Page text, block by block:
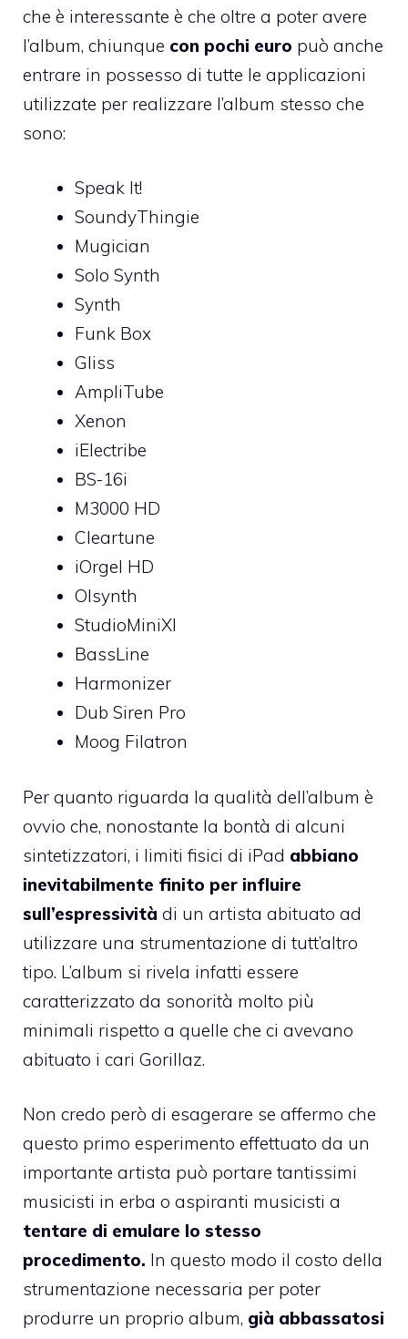
che è interessante è che oltre a poter avere
l’album, chiunque con pochi euro può anche
entrare in possesso di tutte le applicazioni
utilizzate per realizzare l’album stesso che
sono:
Speak It!
SoundyThingie
Mugician
Solo Synth
Synth
Funk Box
Gliss
AmpliTube
Xenon
iElectribe
BS-16i
M3000 HD
Cleartune
iOrgel HD
Olsynth
StudioMiniXI
BassLine
Harmonizer
Dub Siren Pro
Moog Filatron
Per quanto riguarda la qualità dell’album è
ovvio che, nonostante la bontà di alcuni
sintetizzatori, i limiti fisici di iPad abbiano
inevitabilmente finito per influire
sull’espressività di un artista abituato ad
utilizzare una strumentazione di tutt’altro
tipo. L’album si rivela infatti essere
caratterizzato da sonorità molto più
minimali rispetto a quelle che ci avevano
abituato i cari Gorillaz.
Non credo però di esagerare se affermo che
questo primo esperimento effettuato da un
importante artista può portare tantissimi
musicisti in erba o aspiranti musicisti a
tentare di emulare lo stesso
procedimento. In questo modo il costo della
strumentazione necessaria per poter
produrre un proprio album, già abbassatosi